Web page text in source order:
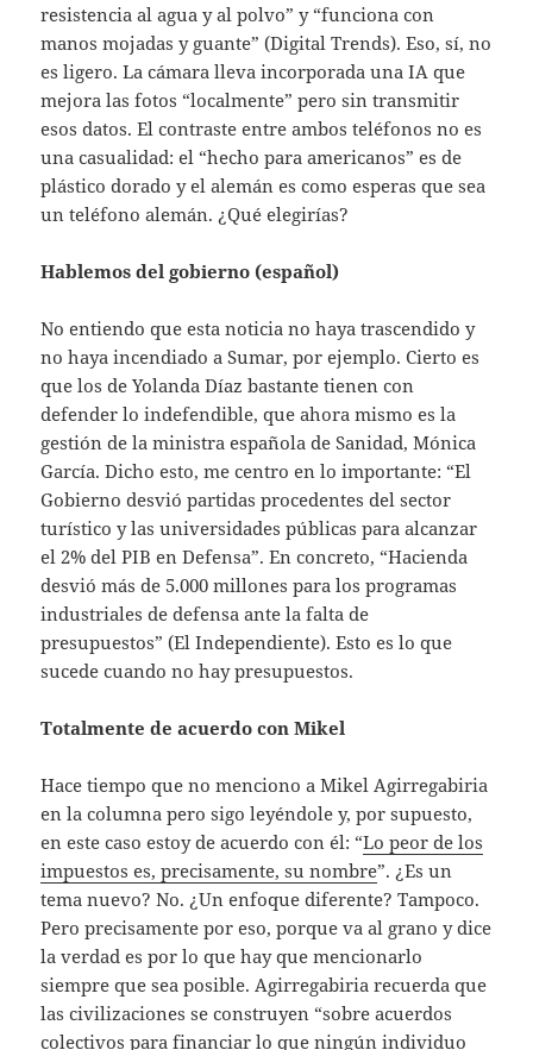
resistencia al agua y al polvo” y “funciona con
manos mojadas y guante” (Digital Trends). Eso, sí, no
es ligero. La cámara lleva incorporada una IA que
mejora las fotos “localmente” pero sin transmitir
esos datos. El contraste entre ambos teléfonos no es
una casualidad: el “hecho para americanos” es de
plástico dorado y el alemán es como esperas que sea
un teléfono alemán. ¿Qué elegirías?
Hablemos del gobierno (español)
No entiendo que esta noticia no haya trascendido y
no haya incendiado a Sumar, por ejemplo. Cierto es
que los de Yolanda Díaz bastante tienen con
defender lo indefendible, que ahora mismo es la
gestión de la ministra española de Sanidad, Mónica
García. Dicho esto, me centro en lo importante: “El
Gobierno desvió partidas procedentes del sector
turístico y las universidades públicas para alcanzar
el 2% del PIB en Defensa”. En concreto, “Hacienda
desvió más de 5.000 millones para los programas
industriales de defensa ante la falta de
presupuestos” (El Independiente). Esto es lo que
sucede cuando no hay presupuestos.
Totalmente de acuerdo con Mikel
Hace tiempo que no menciono a Mikel Agirregabiria
en la columna pero sigo leyéndole y, por supuesto,
en este caso estoy de acuerdo con él: “Lo peor de los
impuestos es, precisamente, su nombre”. ¿Es un
tema nuevo? No. ¿Un enfoque diferente? Tampoco.
Pero precisamente por eso, porque va al grano y dice
la verdad es por lo que hay que mencionarlo
siempre que sea posible. Agirregabiria recuerda que
las civilizaciones se construyen “sobre acuerdos
colectivos para financiar lo que ningún individuo